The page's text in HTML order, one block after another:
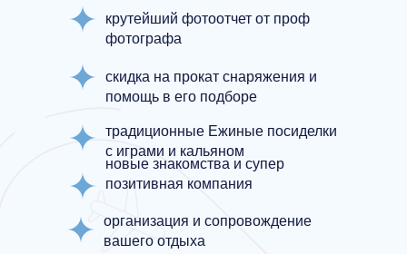
скидка на прокат снаряжения и
помощь в его подборе
традиционные Ежиные посиделки
с играми и кальяном
новые знакомства и супер
позитивная компания
организация и сопровождение
вашего отдыха
крутейший фотоотчет от проф
фотографа